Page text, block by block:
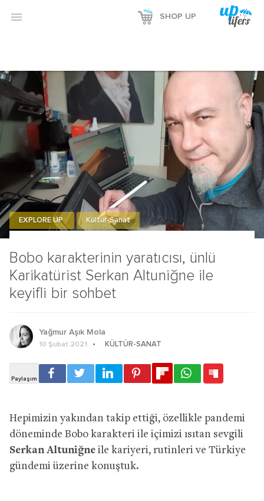
 SHOP UP
Bobo karakterinin yaratıcısı, ünlü
Karikatürist Serkan Altuniğne ile
keyifli bir sohbet
EXPLORE UP Kültür-Sanat
Yağmur Aşık Mola
10 Şubat 2021 KÜLTÜR-SANAT
Hepimizin yakından takip ettiği, özellikle pandemi
döneminde Bobo karakteri ile içimizi ısıtan sevgili
Serkan Altuniğne ile kariyeri, rutinleri ve Türkiye
gündemi üzerine konuştuk.